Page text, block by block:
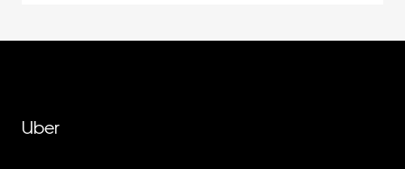
Uber